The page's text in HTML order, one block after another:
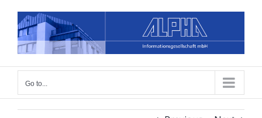
content
Go to...